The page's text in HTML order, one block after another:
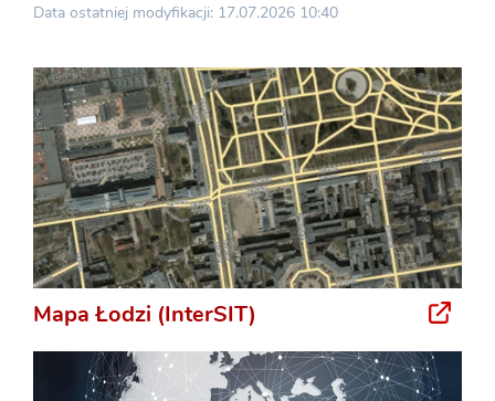
Data ostatniej modyfikacji: 17.07.2026 10:40
Mapa Łodzi (InterSIT)